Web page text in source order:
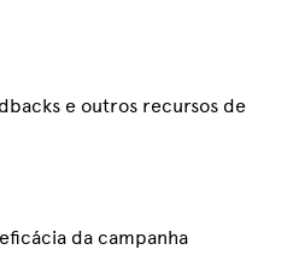
e outros recursos de
da campanha